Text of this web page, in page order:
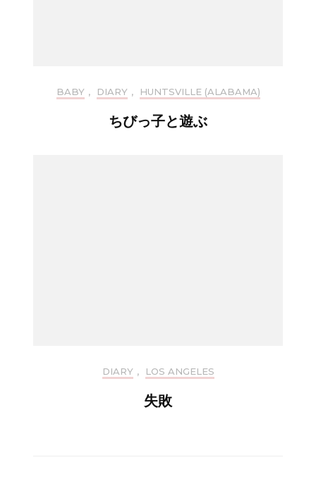
BABY , DIARY , HUNTSVILLE (ALABAMA)
ちびっ子と遊ぶ
DIARY , LOS ANGELES
失敗